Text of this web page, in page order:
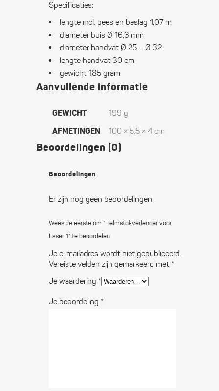
Specificaties:
lengte incl. pees en beslag 1,07 m
diameter buis Ø 16,3 mm
diameter handvat Ø 25 – Ø 32
lengte handvat 30 cm
gewicht 185 gram
Aanvullende informatie
GEWICHT 199 g
AFMETINGEN 100 × 5,5 × 4 cm
Beoordelingen (0)
Beoordelingen
Er zijn nog geen beoordelingen.
Wees de eerste om “Helmstok­verlenger voor
Laser 1” te beoordelen
Je e-mailadres wordt niet gepubliceerd.
Vereiste velden zijn gemarkeerd met *
Je waardering *
Je beoordeling *